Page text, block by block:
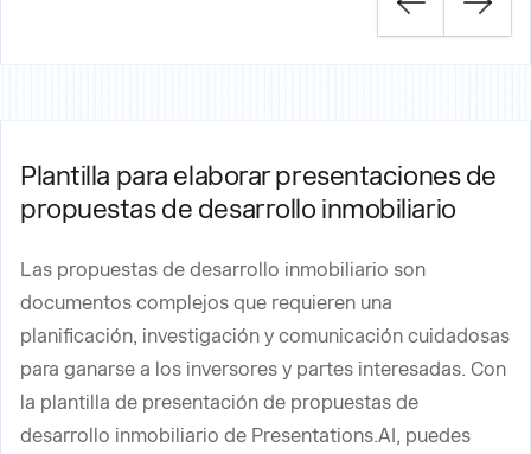
Plantilla para elaborar presentaciones de
propuestas de desarrollo inmobiliario
Las propuestas de desarrollo inmobiliario son
documentos complejos que requieren una
planificación, investigación y comunicación cuidadosas
para ganarse a los inversores y partes interesadas. Con
la plantilla de presentación de propuestas de
desarrollo inmobiliario de Presentations.AI, puedes